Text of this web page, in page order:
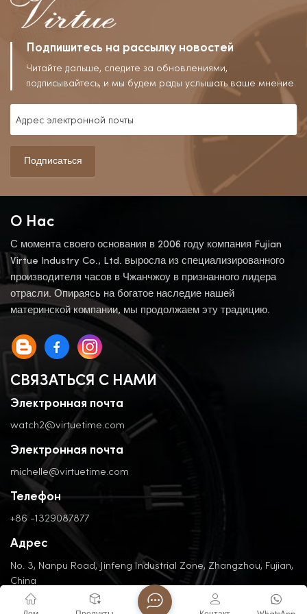
Подпишитесь на рассылку новостей
Читайте дальше, следите за обновлениями,
подписывайтесь, и мы будем рады услышать ваше мнение.
Подписаться
О Нас
С момента своего основания в 2006 году компания Fujian
Virtue Industry Co., Ltd. выросла из специализированного
производителя часов в Чжанчжоу в признанного лидера
отрасли. Опираясь на богатое наследие нашей
материнской компании, мы продолжаем эту традицию.
СВЯЗАТЬСЯ С НАМИ
Электронная почта
watch2@virtuetime.com
Электронная почта
michelle@virtuetime.com
Телефон
+86 -1329087877
Адрес
No. 3, Nanpu Road, Jinfeng Industrial Zone, Zhangzhou, Fujian,
China